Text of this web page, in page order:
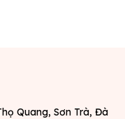
Quang, Sơn Trà, Đà